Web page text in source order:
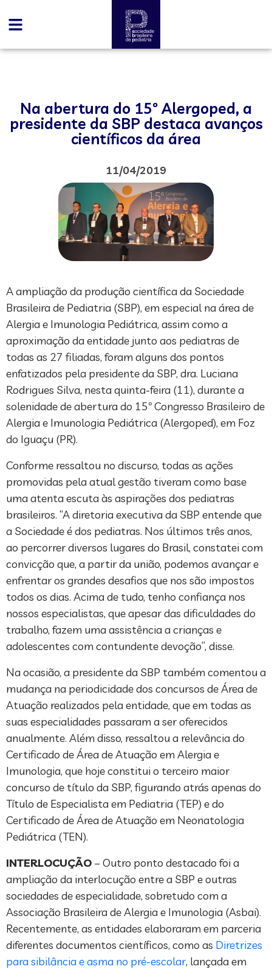
Na abertura do 15º Alergoped, a
presidente da SBP destaca avanços
científicos da área
11/04/2019
A ampliação da produção científica da Sociedade
Brasileira de Pediatria (SBP), em especial na área de
Alergia e Imunologia Pediátrica, assim como a
aproximação da entidade junto aos pediatras de
todas as 27 filiadas, foram alguns dos pontos
enfatizados pela presidente da SBP, dra. Luciana
Rodrigues Silva, nesta quinta-feira (11), durante a
solenidade de abertura do 15º Congresso Brasileiro de
Alergia e Imunologia Pediátrica (Alergoped), em Foz
do Iguaçu (PR).
Conforme ressaltou no discurso, todas as ações
promovidas pela atual gestão tiveram como base
uma atenta escuta às aspirações dos pediatras
brasileiros. “A diretoria executiva da SBP entende que
a Sociedade é dos pediatras. Nos últimos três anos,
ao percorrer diversos lugares do Brasil, constatei com
convicção que, a partir da união, podemos avançar e
enfrentar os grandes desafios que nos são impostos
todos os dias. Acima de tudo, tenho confiança nos
nossos especialistas, que apesar das dificuldades do
trabalho, fazem uma assistência a crianças e
adolescentes com contundente devoção”, disse.
Na ocasião, a presidente da SBP também comentou a
mudança na periodicidade dos concursos de Área de
Atuação realizados pela entidade, que em todas as
suas especialidades passaram a ser oferecidos
anualmente. Além disso, ressaltou a relevância do
Certificado de Área de Atuação em Alergia e
Imunologia, que hoje constitui o terceiro maior
concurso de título da SBP, figurando atrás apenas do
Título de Especialista em Pediatria (TEP) e do
Certificado de Área de Atuação em Neonatologia
Pediátrica (TEN).
INTERLOCUÇÃO – Outro ponto destacado foi a
ampliação da interlocução entre a SBP e outras
sociedades de especialidade, sobretudo com a
Associação Brasileira de Alergia e Imunologia (Asbai).
Recentemente, as entidades elaboraram em parceria
diferentes documentos científicos, como as Diretrizes
para sibilância e asma no pré-escolar, lançada em